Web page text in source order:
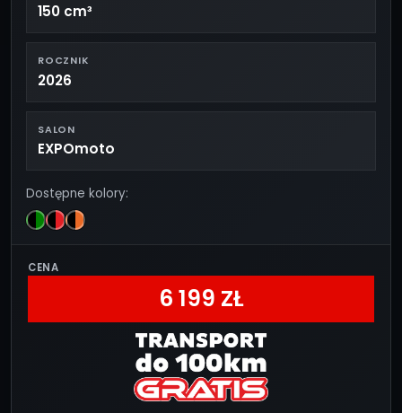
150 cm³
ROCZNIK
2026
SALON
EXPOmoto
Dostępne kolory:
CENA
6 199 ZŁ